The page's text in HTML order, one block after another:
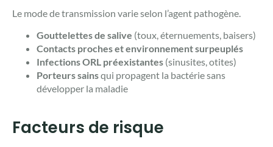
Le mode de transmission varie selon l’agent pathogène.
Gouttelettes de salive (toux, éternuements, baisers)
Contacts proches et environnement surpeuplés
Infections ORL préexistantes (sinusites, otites)
Porteurs sainsqui propagent la bactérie sans
développer la maladie
Facteurs de risque